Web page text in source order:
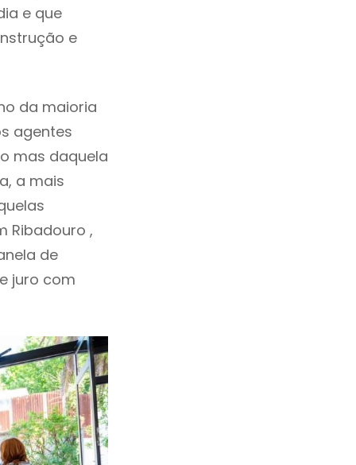
e que
e
da maioria
agentes
mas daquela
a mais
Ribadouro ,
de
juro com